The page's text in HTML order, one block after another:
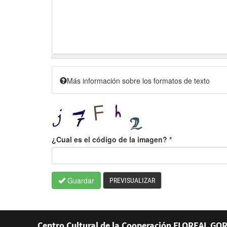
Más información sobre los formatos de texto
¿Cual es el código de la imagen? *
Guardar PREVISUALIZAR